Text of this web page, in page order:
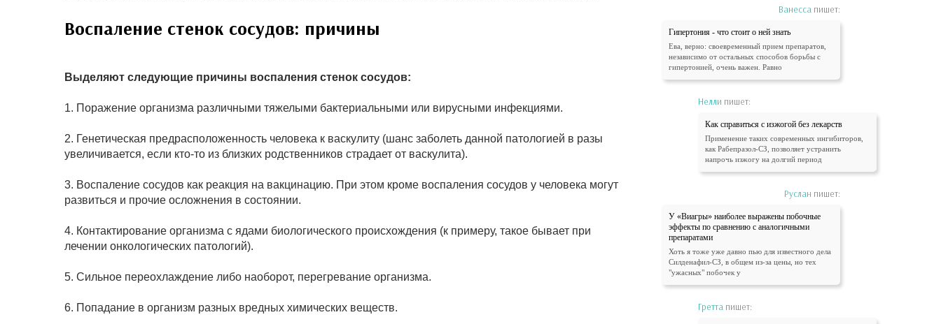
Воспаление стенок сосудов: причины
Выделяют следующие причины воспаления стенок сосудов:
1. Поражение организма различными тяжелыми бактериальными или вирусными инфекциями.
2. Генетическая предрасположенность человека к васкулиту (шанс заболеть данной патологией в разы
увеличивается, если кто-то из близких родственников страдает от васкулита).
3. Воспаление сосудов как реакция на вакцинацию. При этом кроме воспаления сосудов у человека могут
развиться и прочие осложнения в состоянии.
4. Контактирование организма с ядами биологического происхождения (к примеру, такое бывает при
лечении онкологических патологий).
5. Сильное переохлаждение либо наоборот, перегревание организма.
6. Попадание в организм разных вредных химических веществ.
Ванесса пишет:
Гипертония - что стоит о ней знать
Ева, верно: своевременный прием препаратов,
независимо от остальных способов борьбы с
гипертонией, очень важен. Равно
Нелли пишет:
Как справиться с изжогой без лекарств
Применение таких современных ингибиторов,
как Рабепразол-СЗ, позволяет устранить
напрочь изжогу на долгий период
Руслан пишет:
У «Виагры» наиболее выражены побочные
эффекты по сравнению с аналогичными
препаратами
Хоть я тоже уже давно пью для известного дела
Силденафил-СЗ, в общем из-за цены, но тех
"ужасных" побочек у
Гретта пишет: